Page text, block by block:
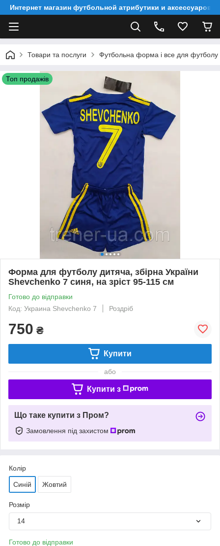
Интернет магазин футбольной атрибутики и аксессуаров
Товари та послуги Футбольна форма і все для футболу
Топ продажів
Форма для футболу дитяча, збірна України
Shevchenko 7 синя, на зріст 95-115 см
Готово до відправки
Код: Украина Shevchenko 7
Роздріб
750 ₴
Купити
або
Купити з
Що таке купити з Пром?
Замовлення під захистом
Колір
Синій Жовтий
Розмір
14
Готово до відправки